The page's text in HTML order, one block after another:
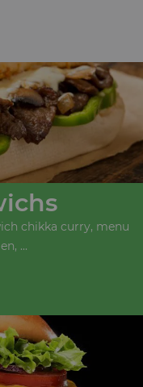
chikka curry, menu
...